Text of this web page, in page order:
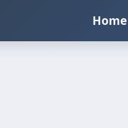
Home